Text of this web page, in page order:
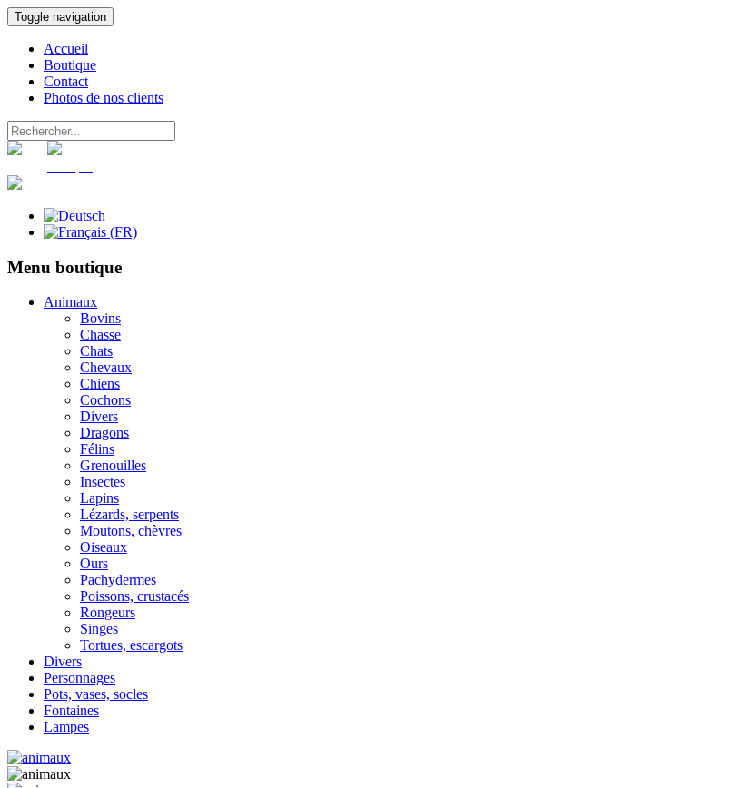
Toggle navigation
Accueil
Boutique
Contact
Photos de nos clients
Menu boutique
Animaux
Bovins
Chasse
Chats
Chevaux
Chiens
Cochons
Divers
Dragons
Félins
Grenouilles
Insectes
Lapins
Lézards, serpents
Moutons, chèvres
Oiseaux
Ours
Pachydermes
Poissons, crustacés
Rongeurs
Singes
Tortues, escargots
Divers
Personnages
Pots, vases, socles
Fontaines
Lampes